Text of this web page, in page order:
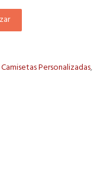
Camisetas Personalizadas,